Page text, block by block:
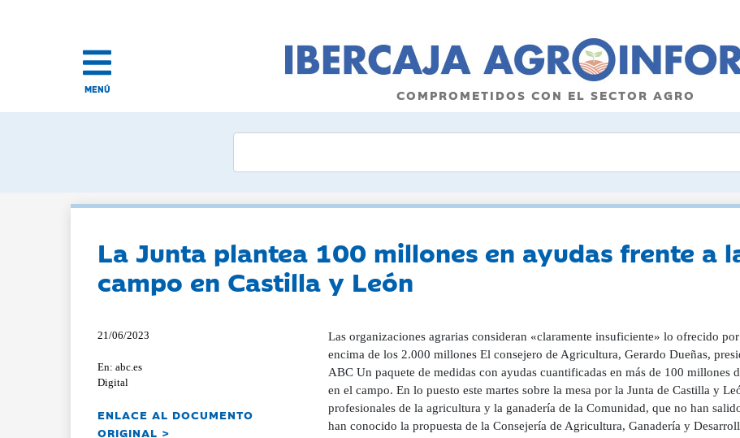
MENÚ COMPROMETIDOS CON EL SECTOR AGRO
La Junta plantea 100 millones en ayudas frente a
campo en Castilla y León
21/06/2023
En: abc.es
Digital
ENLACE AL DOCUMENTO
ORIGINAL >
Las organizaciones agrarias consideran «claramente insuficiente» lo ofrecido
encima de los 2.000 millones El consejero de Agricultura, Gerardo Dueñas,
ABC Un paquete de medidas con ayudas cuantificadas en más de 100 millones
en el campo. En lo puesto este martes sobre la mesa por la Junta de Castilla y
profesionales de la agricultura y la ganadería de la Comunidad, que no han
han conocido la propuesta de la Consejería de Agricultura, Ganadería y